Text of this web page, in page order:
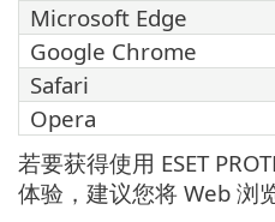
Microsoft Edge
Google Chrome
Safari
Opera
若要获得使用 ESET
体验，建议您将 Web 浏